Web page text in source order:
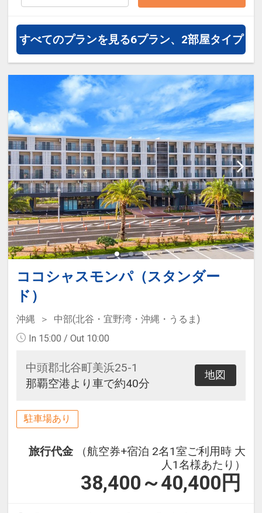
すべてのプランを見る6プラン、2部屋タイプ
ココシャスモンパ（スタンダー
ド）
沖縄
中部(北谷・宜野湾・沖縄・うるま)
In 15:00 / Out 10:00
中頭郡北谷町美浜25-1
那覇空港より車で約40分
地図
駐車場あり
旅行代金
（航空券+宿泊 2名1室ご利用時 大
人1名様あたり）
38,400～40,400 円